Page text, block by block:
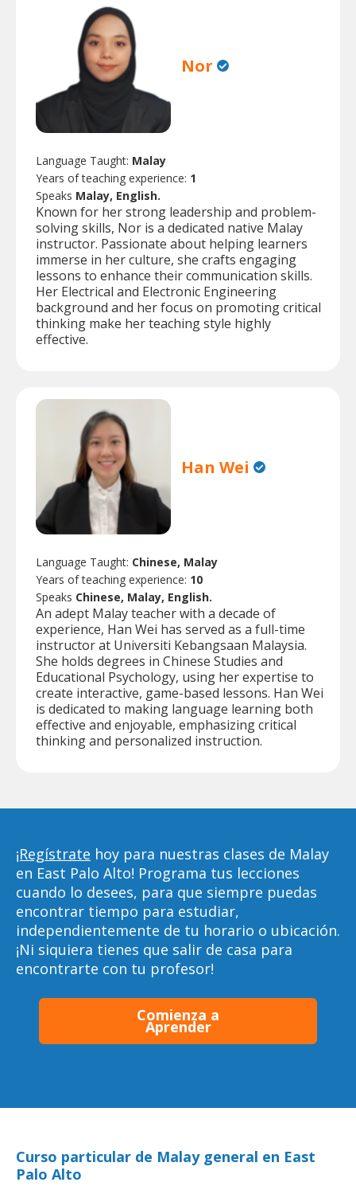
Nor
Language Taught: Malay
Years of teaching experience: 1
Speaks Malay, English.
Known for her strong leadership and problem-
solving skills, Nor is a dedicated native Malay
instructor. Passionate about helping learners
immerse in her culture, she crafts engaging
lessons to enhance their communication skills.
Her Electrical and Electronic Engineering
background and her focus on promoting critical
thinking make her teaching style highly
effective.
Han Wei
Language Taught: Chinese, Malay
Years of teaching experience: 10
Speaks Chinese, Malay, English.
An adept Malay teacher with a decade of
experience, Han Wei has served as a full-time
instructor at Universiti Kebangsaan Malaysia.
She holds degrees in Chinese Studies and
Educational Psychology, using her expertise to
create interactive, game-based lessons. Han Wei
is dedicated to making language learning both
effective and enjoyable, emphasizing critical
thinking and personalized instruction.
¡Regístrate hoy para nuestras clases de Malay
en East Palo Alto! Programa tus lecciones
cuando lo desees, para que siempre puedas
encontrar tiempo para estudiar,
independientemente de tu horario o ubicación.
¡Ni siquiera tienes que salir de casa para
encontrarte con tu profesor!
Comienza a
Aprender
Curso particular de Malay general en East
Palo Alto